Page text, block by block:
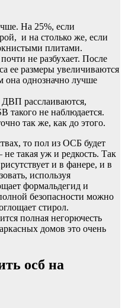
На 25%, если
и на столько же, если
плитами.
не разбухает. После
ее размеры увеличиваются
она однозначно лучше
расслаиваются,
такого не наблюдается.
так же, как до этого.
то пол из ОСБ будет
такая уж и редкость. Так
и в фанере, и в
используя
формальдегид и
безопасности можно
стирол.
полная негорючесть
домов это очень
осб на